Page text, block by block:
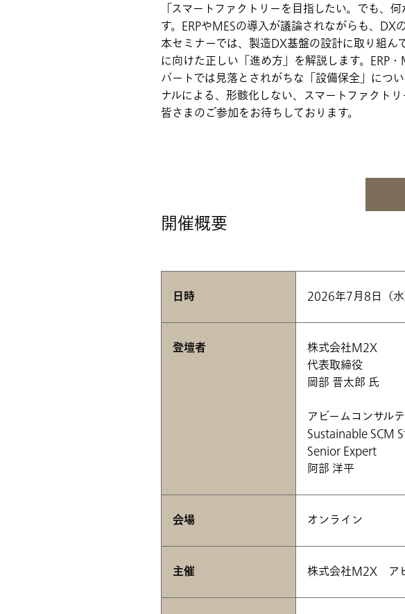
「スマートファクトリーを目指したい。でも
す。ERPやMESの導入が議論されながらも、
本セミナーでは、製造DX基盤の設計に取り組ん
に向けた正しい「進め方」を解説します。ERP
パートでは見落とされがちな「設備保全」につ
ナルによる、形骸化しない、スマートファクト
皆さまのご参加をお待ちしております。
開催概要
日時 2026年7月8日（
登壇者
株式会社M2X
代表取締役
岡部 晋太郎 氏
アビームコンサル
Sustainable SCM
Senior Expert
阿部 洋平
会場 オンライン
主催 株式会社M2X ア